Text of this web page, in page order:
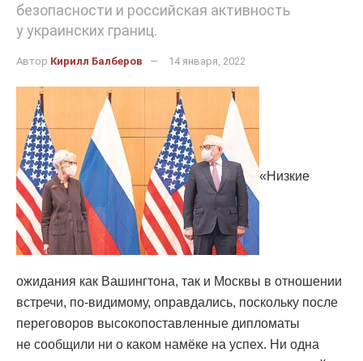
безопасности и российская активность
у украинских границ.
Автор Кирилл Балберов 14 января, 2022
«Низкие
ожидания как Вашингтона, так и Москвы в отношении
встречи, по-видимому, оправдались, поскольку после
переговоров высокопоставленные дипломаты
не сообщили ни о каком намёке на успех. Ни одна